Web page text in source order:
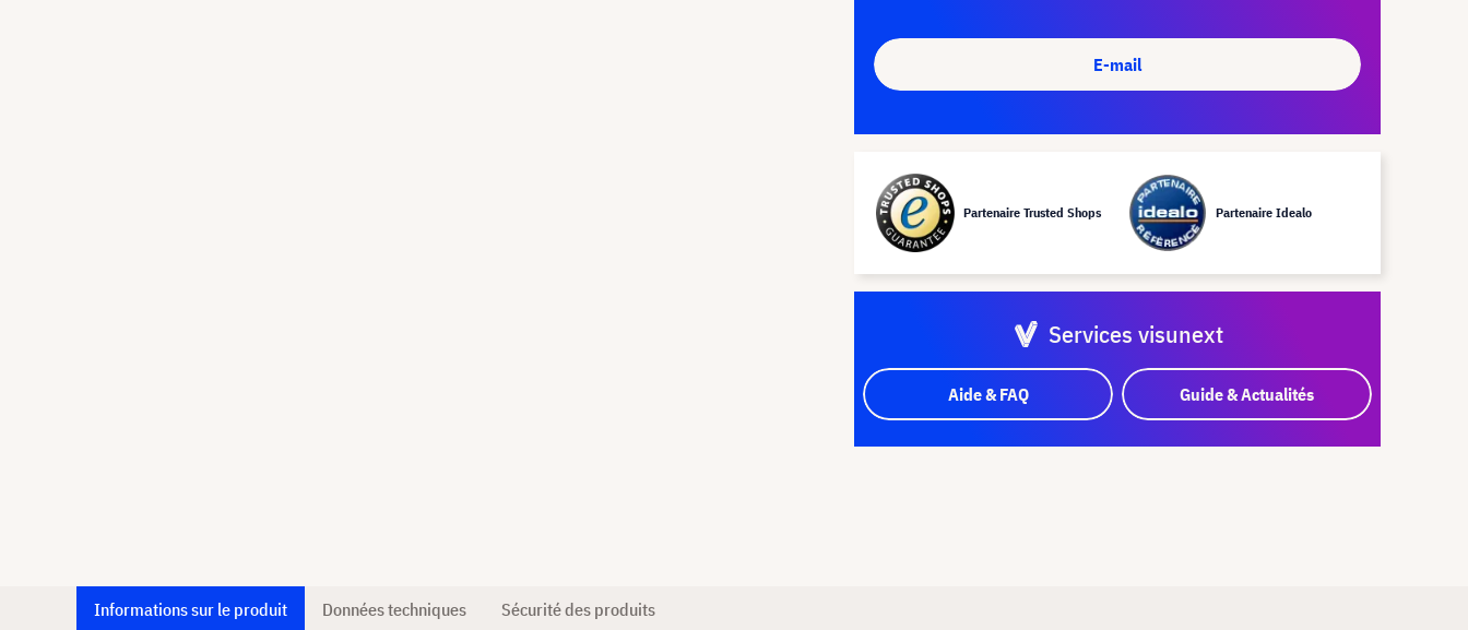
E-mail
Partenaire Trusted Shops Partenaire Idealo
Services visunext
Aide & FAQ Guide & Actualités
Informations sur le produit Données techniques Sécurité des produits